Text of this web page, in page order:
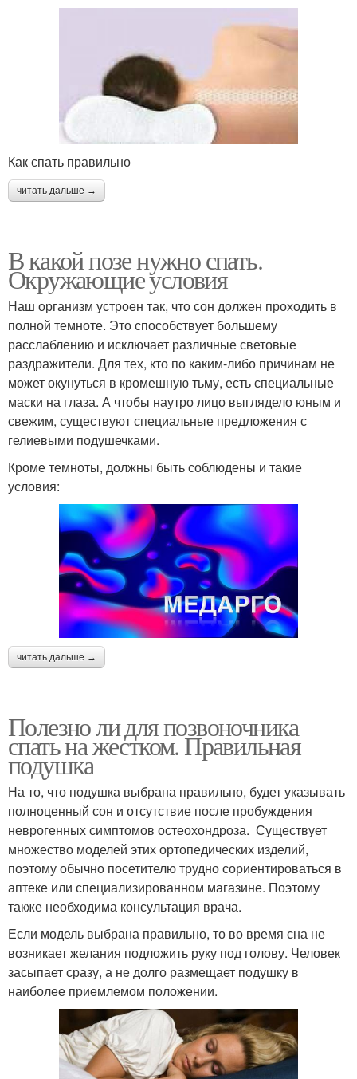
Как спать правильно
читать дальше →
В какой позе нужно спать.
Окружающие условия
Наш организм устроен так, что сон должен проходить в
полной темноте. Это способствует большему
расслаблению и исключает различные световые
раздражители. Для тех, кто по каким-либо причинам не
может окунуться в кромешную тьму, есть специальные
маски на глаза. А чтобы наутро лицо выглядело юным и
свежим, существуют специальные предложения с
гелиевыми подушечками.
Кроме темноты, должны быть соблюдены и такие
условия:
читать дальше →
Полезно ли для позвоночника
спать на жестком. Правильная
подушка
На то, что подушка выбрана правильно, будет указывать
полноценный сон и отсутствие после пробуждения
неврогенных симптомов остеохондроза. Существует
множество моделей этих ортопедических изделий,
поэтому обычно посетителю трудно сориентироваться в
аптеке или специализированном магазине. Поэтому
также необходима консультация врача.
Если модель выбрана правильно, то во время сна не
возникает желания подложить руку под голову. Человек
засыпает сразу, а не долго размещает подушку в
наиболее приемлемом положении.